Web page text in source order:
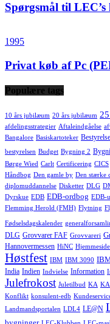
Spørgsmål til LEC’s
1995
Privat køb af Pc
Populære tags
10 års jubilæum 20 års jubilæum
afdelingsstrategier Aftaleindgåelse
Bangalore Basiskartoteker
bestyrelsen Budget Bygning 2
Børge Wied Carlt Certificering CICS
Håndbog Den gamle by Den stærke
diplomuddannelse Disketter DLG
Dyrskue EDB EDB-ordbog EDB-
Flemming Herold (FMH) Flytning
Fødselsdagskalender
DLG Grovvarer FAF Grovvareri
Hannovermessen HiNC
Høstfest IBM IBM 3090
India Indien Indvielse Information
Julefrokost Juletilbud KA
Konflikt konsulent-edb
Landmandsportalen LDL4 LE@N